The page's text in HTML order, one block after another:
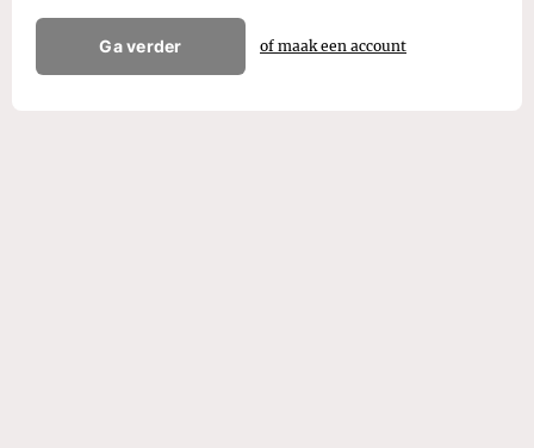
Ga verder of maak een account